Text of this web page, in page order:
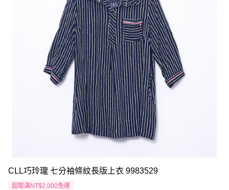
CLL巧玲瓏 七分袖條紋長版上衣 9983529
超取滿NT$2,000免運